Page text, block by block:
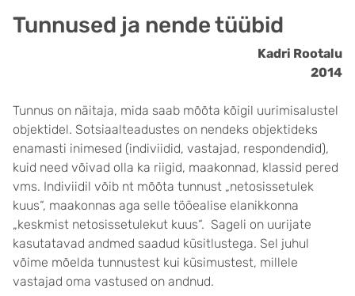
Tunnused ja nende tüübid
Kadri Rootalu
2014
Tunnus on näitaja, mida saab mõõta kõigil uurimisalustel
objektidel. Sotsiaalteadustes on nendeks objektideks
enamasti inimesed (indiviidid, vastajad, respondendid),
kuid need võivad olla ka riigid, maakonnad, klassid pered
vms. Indiviidil võib nt mõõta tunnust „netosissetulek
kuus“, maakonnas aga selle tööealise elanikkonna
„keskmist netosissetulekut kuus“. Sageli on uurijate
kasutatavad andmed saadud küsitlustega. Sel juhul
võime mõelda tunnustest kui küsimustest, millele
vastajad oma vastused on andnud.